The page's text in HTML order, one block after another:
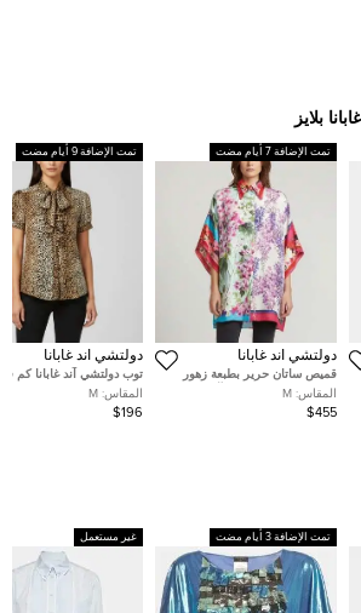
بلايز
تمت الإضافة 7 أيام مضت
دولتشي أند غابانا
قميص ساتان حرير بطبعة زهور
متعددة الألوان دولتشي آند غابانا
مقاس متوسط - ميديوم
المقاس: M
$455
تمت الإضافة 9 أيام مضت
دولتشي أند غابانا
توب دولتشي آند غابانا كم
ساتان بنقشة الفهد البني
وسط (ميديم)
المقاس: M
$196
تمت الإضافة 3 أيام مضت غير مستعمل